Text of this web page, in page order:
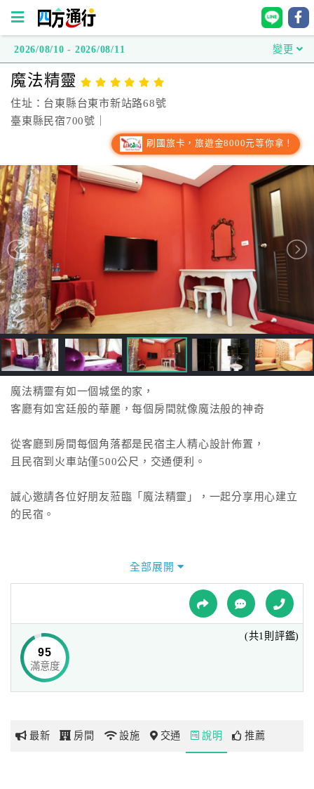
方
通
行
台
灣
訂
房
直
接
跟
飯
店
訂
房
HOT
特
民
宿
球
網
玩
2026/08/10 - 2026/08/11 變更
魔法精靈
住址：台東縣台東市新站路68號
臺東縣民宿700號｜
刷國旅卡，旅遊金8000元等你拿！
魔法精靈有如一個城堡的家，
客廳有如宮廷般的華麗，每個房間就像魔法般的神奇
從客廳到房間每個角落都是民宿主人精心設計佈置，
且民宿到火車站僅500公尺，交通便利。
誠心邀請各位好朋友蒞臨「魔法精靈」，一起分享用心建立
的民宿。
全部展開
95
滿意度
(共1則評鑑)
最新 房間 設施 交通 說明 推薦